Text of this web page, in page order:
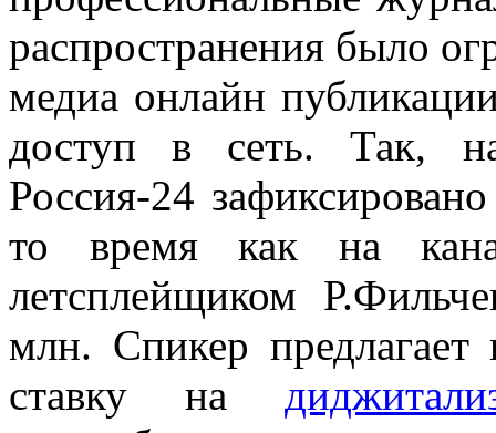
распространения было
медиа онлайн
доступ в сеть. Так,
Россия-24
то время как на
летсплейщиком
млн. Спикер предлагает
ставку на